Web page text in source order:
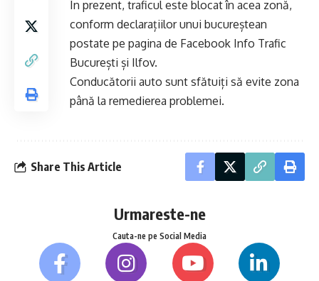
În prezent, traficul este blocat în acea zonă,
conform declarațiilor unui bucureștean
postate pe pagina de Facebook Info Trafic
București și Ilfov.
Conducătorii auto sunt sfătuiți să evite zona
până la remedierea problemei.
Share This Article
Urmareste-ne
Cauta-ne pe Social Media